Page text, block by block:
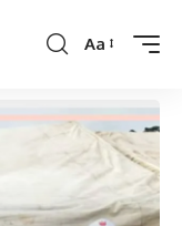
Font
Aa